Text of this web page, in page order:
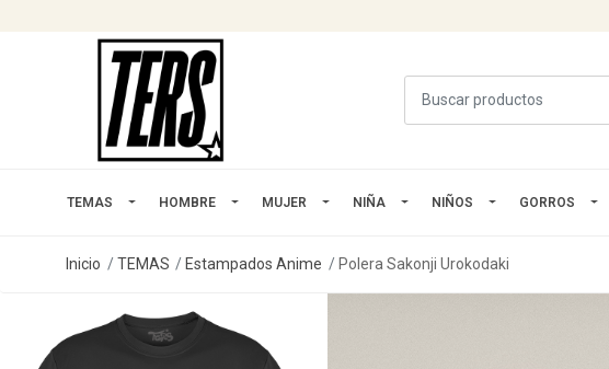
TEMAS HOMBRE MUJER NIÑA NIÑOS GORROS
Inicio TEMAS Estampados Anime Polera Sakonji Urokodaki